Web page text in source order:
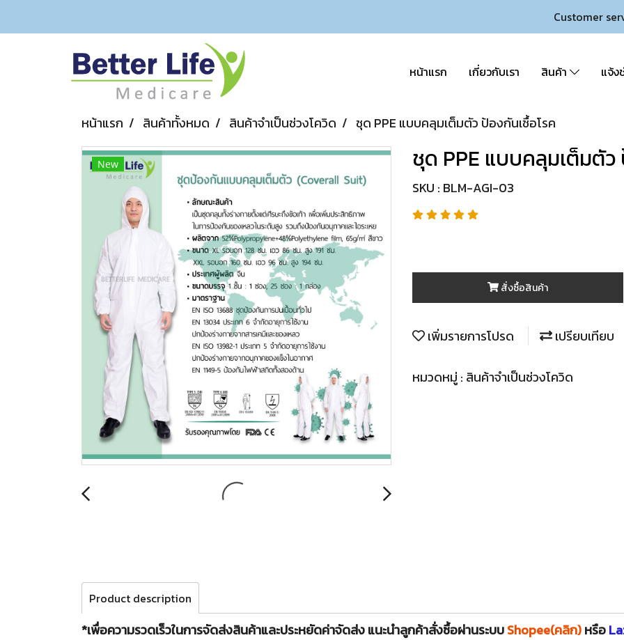
Customer
หน้าแรก เกี่ยวกับเรา สินค้า แจ้ง
หน้าแรก สินค้าทั้งหมด สินค้าจำเป็นช่วงโควิด ชุด PPE แบบคลุมเต็มตัว ป้องกันเชื้อโรค
New ชุด PPE แบบคลุมเต็มตัว
SKU : BLM-AGI-03
สั่งซื้อสินค้า
เพิ่มรายการโปรด เปรียบเทียบ
หมวดหมู่ : สินค้าจำเป็นช่วงโควิด
Product description
*เพื่อความรวดเร็วในการจัดส่งสินค้าและประหยัดค่าจัดส่ง แนะนำลูกค้าสั่งซื้อผ่านระบบShopee(คลิก)หรือ